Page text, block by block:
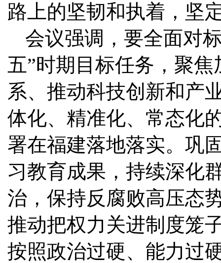
路上的坚韧和执着，坚
会议强调，要全面对
五”时期目标任务，聚
系、推动科技创新和产
体化、精准化、常态化
署在福建落地落实。巩
习教育成果，持续深化
治，保持反腐败高压态
推动把权力关进制度笼
按照政治过硬、能力过